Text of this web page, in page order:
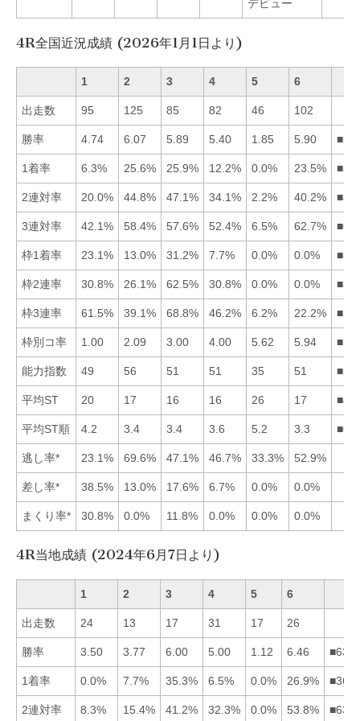
デビュー
4R全国近況成績 (2026年1月1日より)
1 2 3 4 5 6
出走数 95 125 85 82 46 102
勝率 4.74 6.07 5.89 5.40 1.85 5.90
1着率 6.3% 25.6% 25.9% 12.2% 0.0% 23.5%
2連対率 20.0% 44.8% 47.1% 34.1% 2.2% 40.2%
3連対率 42.1% 58.4% 57.6% 52.4% 6.5% 62.7%
枠1着率 23.1% 13.0% 31.2% 7.7% 0.0% 0.0%
枠2連率 30.8% 26.1% 62.5% 30.8% 0.0% 0.0%
枠3連率 61.5% 39.1% 68.8% 46.2% 6.2% 22.2%
枠別コ率 1.00 2.09 3.00 4.00 5.62 5.94
能力指数 49 56 51 51 35 51
平均ST 20 17 16 16 26 17
平均ST順 4.2 3.4 3.4 3.6 5.2 3.3
逃し率* 23.1% 69.6% 47.1% 46.7% 33.3% 52.9%
差し率* 38.5% 13.0% 17.6% 6.7% 0.0% 0.0%
まくり率* 30.8% 0.0% 11.8% 0.0% 0.0% 0.0%
4R当地成績 (2024年6月7日より)
1 2 3 4 5 6
出走数 24 13 17 31 17 26
勝率 3.50 3.77 6.00 5.00 1.12 6.46
1着率 0.0% 7.7% 35.3% 6.5% 0.0% 26.9%
2連対率 8.3% 15.4% 41.2% 32.3% 0.0% 53.8%